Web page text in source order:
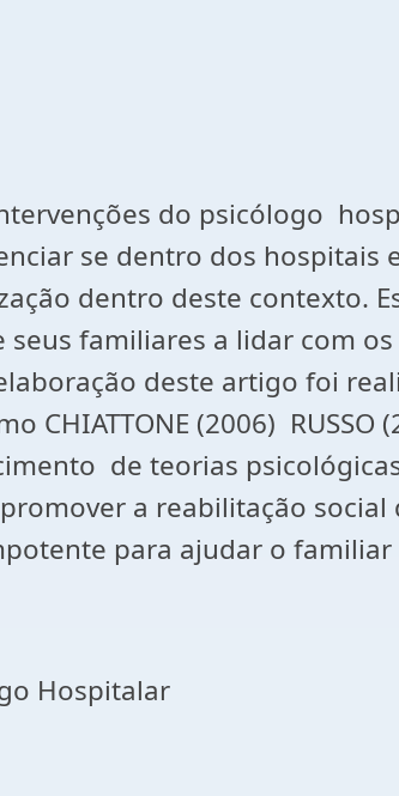
do psicólogo
se dentro dos hospitais
dentro deste contexto.
familiares a lidar com
deste artigo foi
(2006) RUSSO
de teorias
a reabilitação social
para ajudar o
Hospitalar